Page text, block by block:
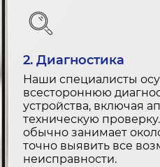
от 2 500 ₽
1-2 часа
от 1 500 ₽
Замена звуковой
3-4 часа
от 4 000 ₽
2. Диагностика
Наши специалисты
всестороннюю
устройства, включая
техническую
обычно занимает
точно выявить все
неисправности.